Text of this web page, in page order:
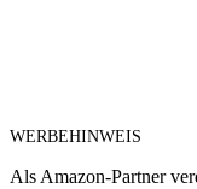
WERBEHINWEIS
Als Amazon-Partner